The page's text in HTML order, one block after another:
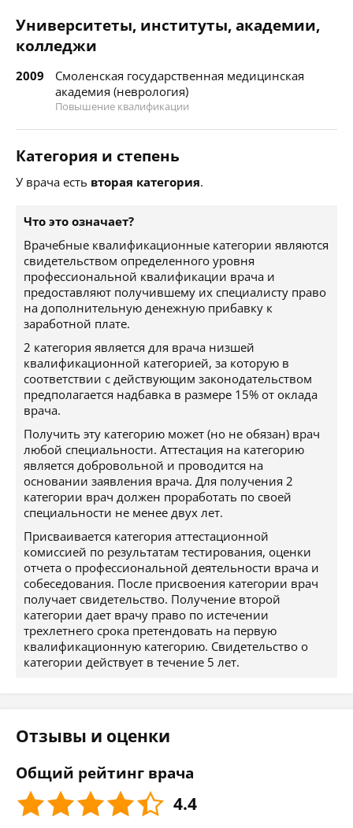
Университеты, институты, академии,
колледжи
2009
Смоленская государственная медицинская
академия (неврология)
Повышение квалификации
Категория и степень
У врача есть вторая категория.
Что это означает?
Врачебные квалификационные категории являются
свидетельством определенного уровня
профессиональной квалификации врача и
предоставляют получившему их специалисту право
на дополнительную денежную прибавку к
заработной плате.
2 категория является для врача низшей
квалификационной категорией, за которую в
соответствии с действующим законодательством
предполагается надбавка в размере 15% от оклада
врача.
Получить эту категорию может (но не обязан) врач
любой специальности. Аттестация на категорию
является добровольной и проводится на
основании заявления врача. Для получения 2
категории врач должен проработать по своей
специальности не менее двух лет.
Присваивается категория аттестационной
комиссией по результатам тестирования, оценки
отчета о профессиональной деятельности врача и
собеседования. После присвоения категории врач
получает свидетельство. Получение второй
категории дает врачу право по истечении
трехлетнего срока претендовать на первую
квалификационную категорию. Свидетельство о
категории действует в течение 5 лет.
Отзывы и оценки
Общий рейтинг врача
4.4